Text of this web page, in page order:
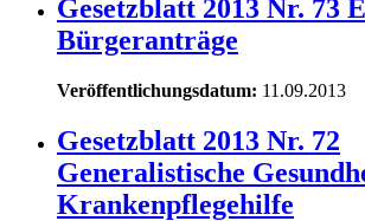
Gesetzblatt 2013 Nr. 73
Bürgeranträge
Veröffentlichungsdatum: 11.09.2013
Gesetzblatt 2013 Nr. 72
Generalistische
Krankenpflegehilfe